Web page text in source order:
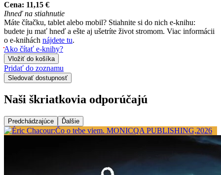
Cena: 11,15 €
Ihneď na stiahnutie
Máte čítačku, tablet alebo mobil? Stiahnite si do nich e-knihu:
budete ju mať hneď a ešte aj ušetríte život stromom. Viac informácii
o e-knihách nájdete tu.
Ako čítať e-knihy?
Vložiť do košíka
Pridať do zoznamu
Sledovať dostupnosť
Naši škriatkovia odporúčajú
Predchádzajúce Ďalšie